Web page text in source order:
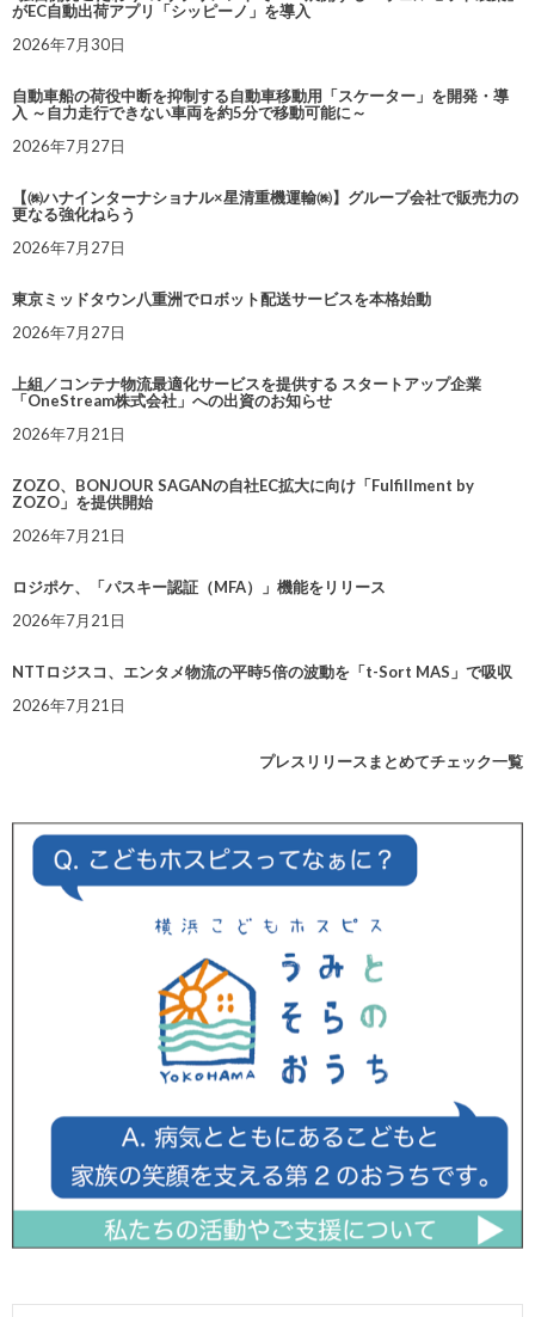
がEC自動出荷アプリ「シッピーノ」を導入
2026年7月30日
自動車船の荷役中断を抑制する自動車移動用「スケーター」を開発・導
入 ～自力走行できない車両を約5分で移動可能に～
2026年7月27日
【㈱ハナインターナショナル×星清重機運輸㈱】グループ会社で販売力の
更なる強化ねらう
2026年7月27日
東京ミッドタウン八重洲でロボット配送サービスを本格始動
2026年7月27日
上組／コンテナ物流最適化サービスを提供する スタートアップ企業
「OneStream株式会社」への出資のお知らせ
2026年7月21日
ZOZO、BONJOUR SAGANの自社EC拡大に向け「Fulfillment by
ZOZO」を提供開始
2026年7月21日
ロジポケ、「パスキー認証（MFA）」機能をリリース
2026年7月21日
NTTロジスコ、エンタメ物流の平時5倍の波動を「t-Sort MAS」で吸収
2026年7月21日
プレスリリースまとめてチェック一覧